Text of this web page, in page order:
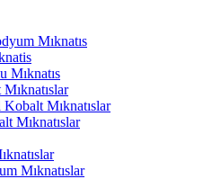
Mıknatıs
Mıknatıs
Mıknatıslar
Mıknatıslar
Mıknatıslar